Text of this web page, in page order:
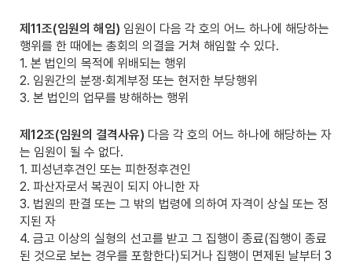
제11조(임원의 해임) 임원이 다음 각 호의 어느 하나에 해당하는
행위를 한 때에는 총회의 의결을 거쳐 해임할 수 있다.
1. 본 법인의 목적에 위배되는 행위
2. 임원간의 분쟁·회계부정 또는 현저한 부당행위
3. 본 법인의 업무를 방해하는 행위
제12조(임원의 결격사유) 다음 각 호의 어느 하나에 해당하는 자
는 임원이 될 수 없다.
1. 피성년후견인 또는 피한정후견인
2. 파산자로서 복권이 되지 아니한 자
3. 법원의 판결 또는 그 밖의 법령에 의하여 자격이 상실 또는 정
지된 자
4. 금고 이상의 실형의 선고를 받고 그 집행이 종료(집행이 종료
된 것으로 보는 경우를 포함한다)되거나 집행이 면제된 날부터 3